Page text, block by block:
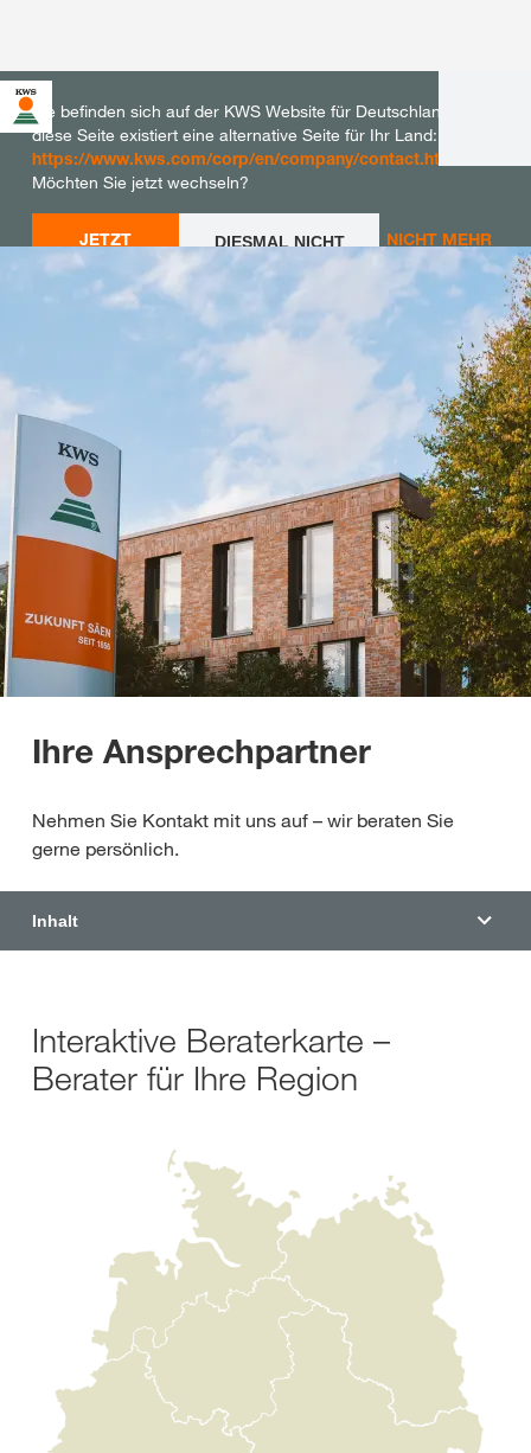
Sie befinden sich auf der KWS Website für Deutschland. Für
diese Seite existiert eine alternative Seite für Ihr Land:
https://www.kws.com/corp/en/company/contact.html
Möchten Sie jetzt wechseln?
JETZT
WECHSELN
DIESMAL NICHT
WECHSELN
NICHT MEHR
FRAGEN
Ihre Ansprechpartner
Nehmen Sie Kontakt mit uns auf – wir beraten Sie
gerne persönlich.
Inhalt
Interaktive Beraterkarte –
Berater für Ihre Region